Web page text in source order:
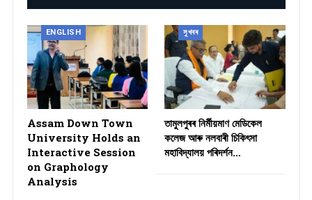
ENGLISH
Assam Down Town
University Holds an
Interactive Session
on Graphology
Analysis
সুখবৰ
তামুলপুৰৰ নিৰ্মীয়মাণ মেডিকেল
কলেজ আৰু নলবাৰী চিকিৎসা
মহাবিদ্যালয় পৰিদৰ্শন…